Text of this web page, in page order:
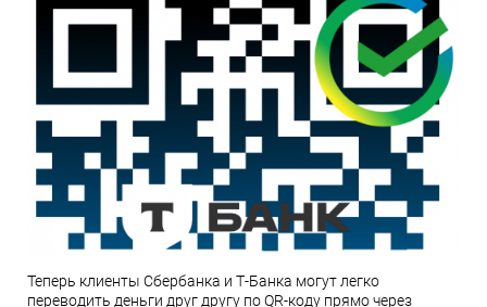
Теперь клиенты Сбербанка и Т-Банка могут легко
переводить деньги друг другу по QR-коду прямо через